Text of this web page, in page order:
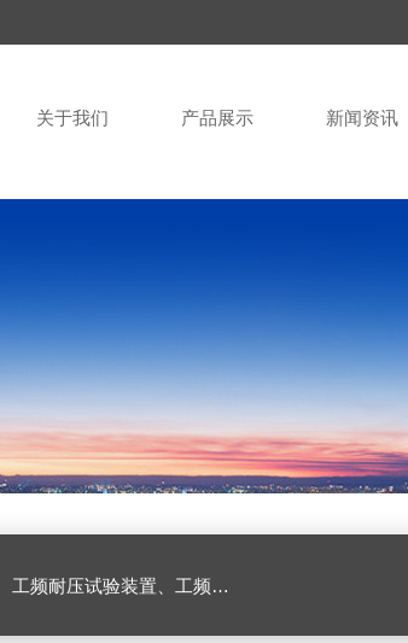
关于我们 产品展示 新闻资讯
装置 、交直流耐压试验装置 、交直流工频耐压试验装置、耐压试验台